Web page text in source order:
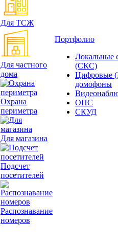
Для ТСЖ
Для частного
дома
Охрана
периметра
Для магазина
Подсчет
посетителей
Распознавание
номеров
Портфолио
Локальные
(СКС)
Цифровые
домофоны
ОПС
СКУД